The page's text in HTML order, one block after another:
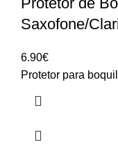
Saxofone/
6.90€
Protetor para